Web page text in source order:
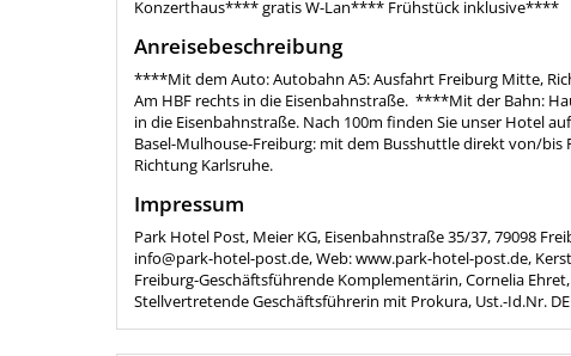
Konzerthaus**** gratis W-Lan**** Frühstück inklusive****
Anreisebeschreibung
****Mit dem Auto: Autobahn A5: Ausfahrt Freiburg Mitte,
Am HBF rechts in die Eisenbahnstraße. ****Mit der Bahn:
in die Eisenbahnstraße. Nach 100m finden Sie unser Hotel
Basel-Mulhouse-Freiburg: mit dem Busshuttle direkt von/
Richtung Karlsruhe.
Impressum
Park Hotel Post, Meier KG, Eisenbahnstraße 35/37, 79098
info@park-hotel-post.de, Web: www.park-hotel-post.de,
Freiburg-Geschäftsführende Komplementärin, Cornelia
Stellvertretende Geschäftsführerin mit Prokura, Ust.-Id.Nr.